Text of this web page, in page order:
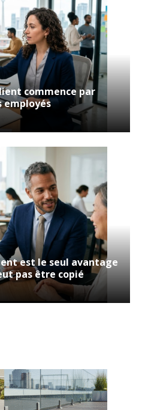
commence par
employés
est le seul avantage
pas être copié